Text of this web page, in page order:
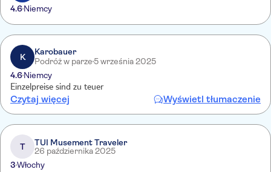
4.6Niemcy
K
Karobauer
Podróż w parze5 września 2025
4.6Niemcy
Einzelpreise sind zu teuer
Czytaj więcej Wyświetl tłumaczenie
T
TUI Musement Traveler
26 października 2025
3Włochy